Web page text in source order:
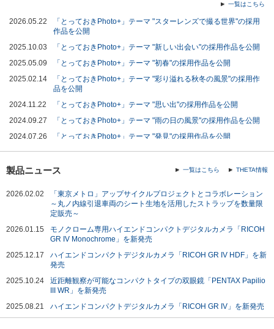
一覧はこちら
2026.05.22
「とっておきPhoto+」テーマ "スターレンズで撮る世界"の採用
作品を公開
2025.10.03
「とっておきPhoto+」テーマ "新しい出会い"の採用作品を公開
2025.05.09
「とっておきPhoto+」テーマ "初春"の採用作品を公開
2025.02.14
「とっておきPhoto+」テーマ "彩り溢れる秋冬の風景"の採用作
品を公開
2024.11.22
「とっておきPhoto+」テーマ "思い出"の採用作品を公開
2024.09.27
「とっておきPhoto+」テーマ "雨の日の風景"の採用作品を公開
2024.07.26
「とっておきPhoto+」テーマ "発見"の採用作品を公開
2024.07.12
藤代冥砂氏によるK-3 Mark III Monochrome撮り下ろし作品を公
2024.01.25
「とっておきPhoto+」テーマ "冬日和"の採用作品を公開
相原正明氏によるK-3 Mark III Monochrome撮り下ろし作品を公
開
「とっておきPhoto+」テーマ "夏景色"の採用作品を公開
2023.09.15
[YouTube] 社員による「HD PENTAX-D FA MACRO
100mmF2.8ED AW」紹介動画を公開
2023.09.09
[YouTube] 社員による「レンズ展示台紹介」のショート動画を公
開
2023.09.08
[YouTube] 社員による「PENTAX K-3 Mark III 新機能 Fxボタン押
し続け操作」解説動画を公開
製品ニュース
2026.02.02
「東京メトロ」アップサイクルプロジェクトとコラボレーション
～丸ノ内線引退車両のシート生地を活用したストラップを数量限
定販売～
2026.01.15
モノクローム専用ハイエンドコンパクトデジタルカメラ「RICOH
GR IV Monochrome」を新発売
2025.12.17
ハイエンドコンパクトデジタルカメラ「RICOH GR IV HDF」を新
発売
2025.10.24
近距離観察が可能なコンパクトタイプの双眼鏡「PENTAX Papilio
III WR」を新発売
2025.08.21
ハイエンドコンパクトデジタルカメラ「RICOH GR IV」を新発売
一覧はこちら THETA情報